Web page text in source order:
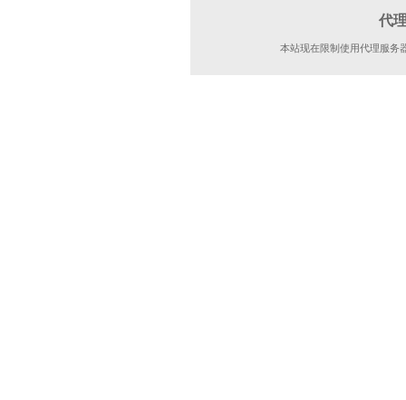
代
本站现在限制使用代理服务